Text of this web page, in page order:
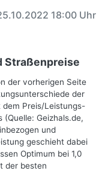
18:00 Uhr
Straßenpreise
der vorherigen Seite
der
Preis/Leistungs-
Geizhals.de,
und
geschieht dabei
Optimum bei 1,0
der besten